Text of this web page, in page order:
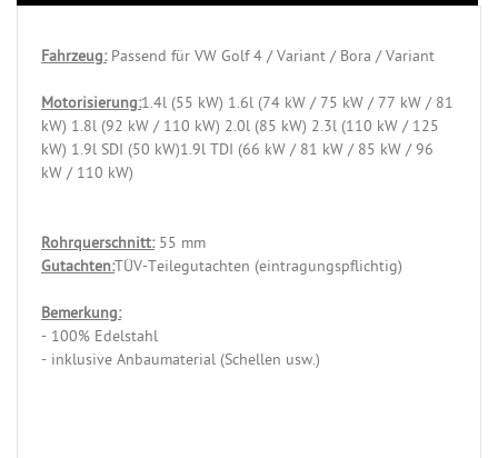
Fahrzeug:Passend für VW Golf 4 / Variant / Bora / Variant
Motorisierung:1.4l (55 kW) 1.6l (74 kW / 75 kW / 77 kW / 81
kW) 1.8l (92 kW / 110 kW) 2.0l (85 kW) 2.3l (110 kW / 125
kW) 1.9l SDI (50 kW)1.9l TDI (66 kW / 81 kW / 85 kW / 96
kW / 110 kW)
Rohrquerschnitt:55 mm
Gutachten:TÜV-Teilegutachten (eintragungspflichtig)
Bemerkung:
- 100% Edelstahl
- inklusive Anbaumaterial (Schellen usw.)